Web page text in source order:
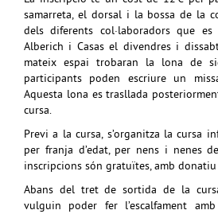
samarreta, el dorsal i la bossa de la
dels diferents col·laboradors que
Alberich i Casasel divendres i
mateix espai trobaran la lona de
participants poden escriure un
Aquesta lona es trasllada
cursa.
Previ a la cursa, s’organitza la cursa
per franja d’edat, per nens i nenes
inscripcions són gratuïtes, amb
Abans del tret de sortida de la
vulguin poder fer l’escalfament